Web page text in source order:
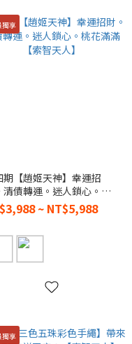
享
期【趙姬天神】幸運招
清債轉運。迷人鎖心。桃
滿【索智天人】
~ NT$5,988
享